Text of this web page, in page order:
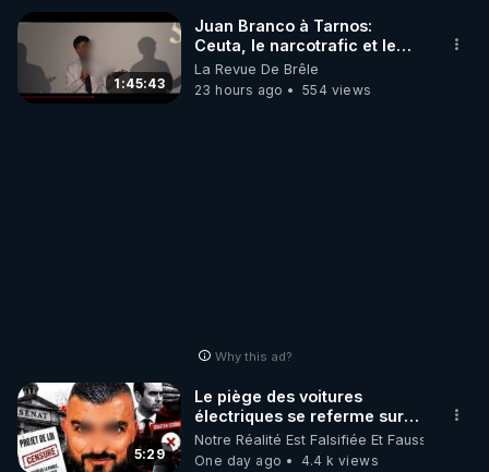
1:45:43
Juan Branco à Tarnos:
Ceuta, le narcotrafic et le
pouvoir en France
La Revue De Brêle
23 hours ago
554 views
Why this ad?
5:29
Le piège des voitures
électriques se referme sur
les usagers !
Notre Réalité Est Falsifiée Et Fausse
One day ago
4.4 k views